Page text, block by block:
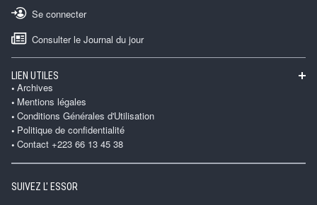
Se connecter
Consulter le Journal du jour
LIEN UTILES
Archives
Mentions légales
Conditions Générales d'Utilisation
Politique de confidentialité
Contact +223 66 13 45 38
SUIVEZ L' ESSOR